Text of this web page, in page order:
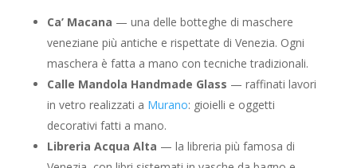
Ca’ Macana — una delle botteghe di maschere
veneziane più antiche e rispettate di Venezia. Ogni
maschera è fatta a mano con tecniche tradizionali.
Calle Mandola Handmade Glass — raffinati lavori
in vetro realizzati a Murano: gioielli e oggetti
decorativi fatti a mano.
Libreria Acqua Alta — la libreria più famosa di